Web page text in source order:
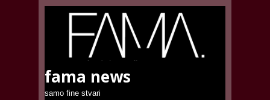
fama news
samo fine stvari